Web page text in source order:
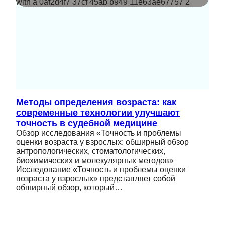
Методы определения возраста: как
современные технологии улучшают
точность в судебной медицине
Обзор исследования «Точность и проблемы
оценки возраста у взрослых: обширный обзор
антропологических, стоматологических,
биохимических и молекулярных методов»
Исследование «Точность и проблемы оценки
возраста у взрослых» представляет собой
обширный обзор, который…